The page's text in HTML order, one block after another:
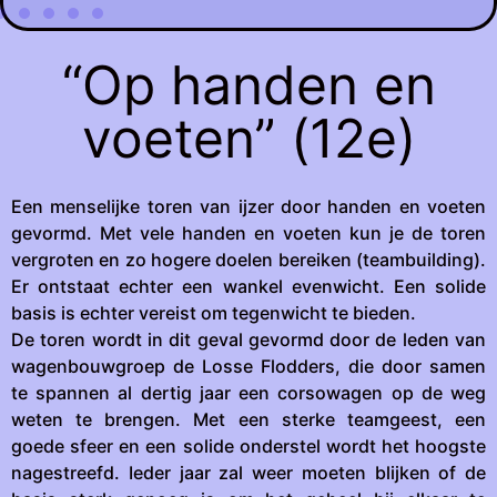
“Op handen en
voeten” (12e)
Een menselijke toren van ijzer door handen en voeten
gevormd. Met vele handen en voeten kun je de toren
vergroten en zo hogere doelen bereiken (teambuilding).
Er ontstaat echter een wankel evenwicht. Een solide
basis is echter vereist om tegenwicht te bieden.
De toren wordt in dit geval gevormd door de leden van
wagenbouwgroep de Losse Flodders, die door samen
te spannen al dertig jaar een corsowagen op de weg
weten te brengen. Met een sterke teamgeest, een
goede sfeer en een solide onderstel wordt het hoogste
nagestreefd. Ieder jaar zal weer moeten blijken of de